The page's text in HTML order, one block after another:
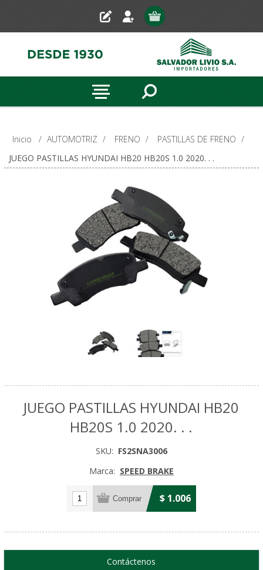
Inicio / AUTOMOTRIZ / FRENO / PASTILLAS DE FRENO /
JUEGO PASTILLAS HYUNDAI HB20 HB20S 1.0 2020. . .
JUEGO PASTILLAS HYUNDAI HB20
HB20S 1.0 2020. . .
SKU: FS2SNA3006
Marca: SPEED BRAKE
$ 1.006
Contáctenos